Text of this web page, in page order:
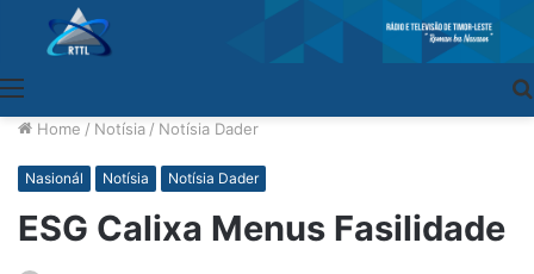
Home / Notísia / Notísia Dader
Nasionál Notísia Notísia Dader
ESG Calixa Menus Fasilidade